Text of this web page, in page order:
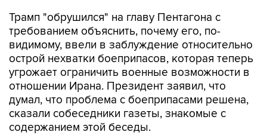
Трамп "обрушился" на главу Пентагона с
требованием объяснить, почему его, по-
видимому, ввели в заблуждение относительно
острой нехватки боеприпасов, которая теперь
угрожает ограничить военные возможности в
отношении Ирана. Президент заявил, что
думал, что проблема с боеприпасами решена,
сказали собеседники газеты, знакомые с
содержанием этой беседы.